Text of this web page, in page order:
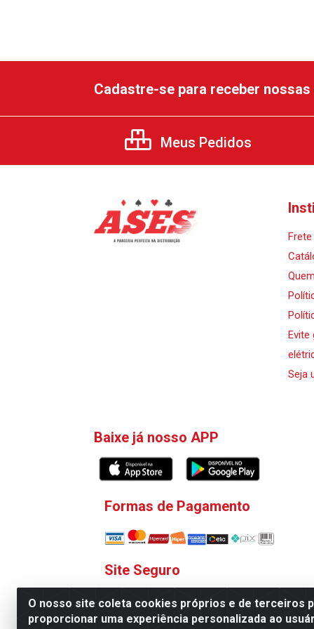
O nosso site coleta cookies próprios e de terceiros
proporcionar uma experiência personalizada ao
Cadastre-se para receber
Meus Pedidos
Evite
Seja
Baixe já nosso APP
Formas de Pagamento
Site Seguro